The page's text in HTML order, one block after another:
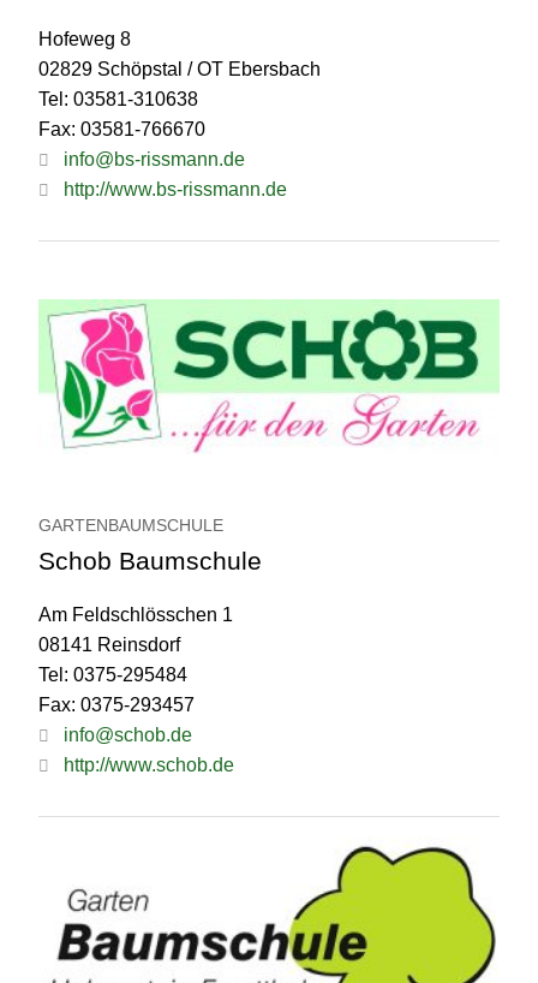
Hofeweg 8
02829 Schöpstal / OT Ebersbach
Tel: 03581-310638
Fax: 03581-766670
info@bs-rissmann.de
http://www.bs-rissmann.de
GARTENBAUMSCHULE
Schob Baumschule
Am Feldschlösschen 1
08141 Reinsdorf
Tel: 0375-295484
Fax: 0375-293457
info@schob.de
http://www.schob.de